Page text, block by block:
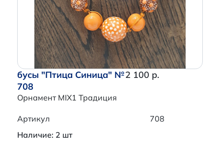
бусы "Птица Синица" №
708
Орнамент MIX1 Традиция
2 100 р.
Артикул
708
Наличие: 2 шт